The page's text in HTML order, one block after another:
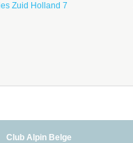
Zuid Holland 7
Club Alpin Belge